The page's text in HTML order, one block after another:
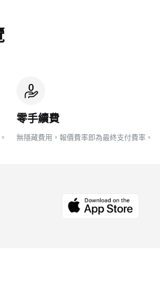
零手續費
無隱藏費用，報價費率即為最終支付費率。